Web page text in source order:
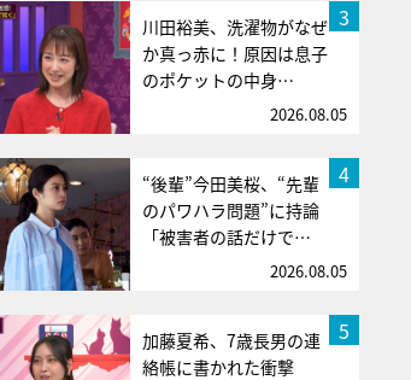
3
川田裕美、洗濯物がなぜ
か真っ赤に！原因は息子
のポケットの中身…
2026.08.05
4
“後輩”今田美桜、“先輩
のパワハラ問題”に持論
「被害者の話だけで…
2026.08.05
5
加藤夏希、7歳長男の連
絡帳に書かれた衝撃